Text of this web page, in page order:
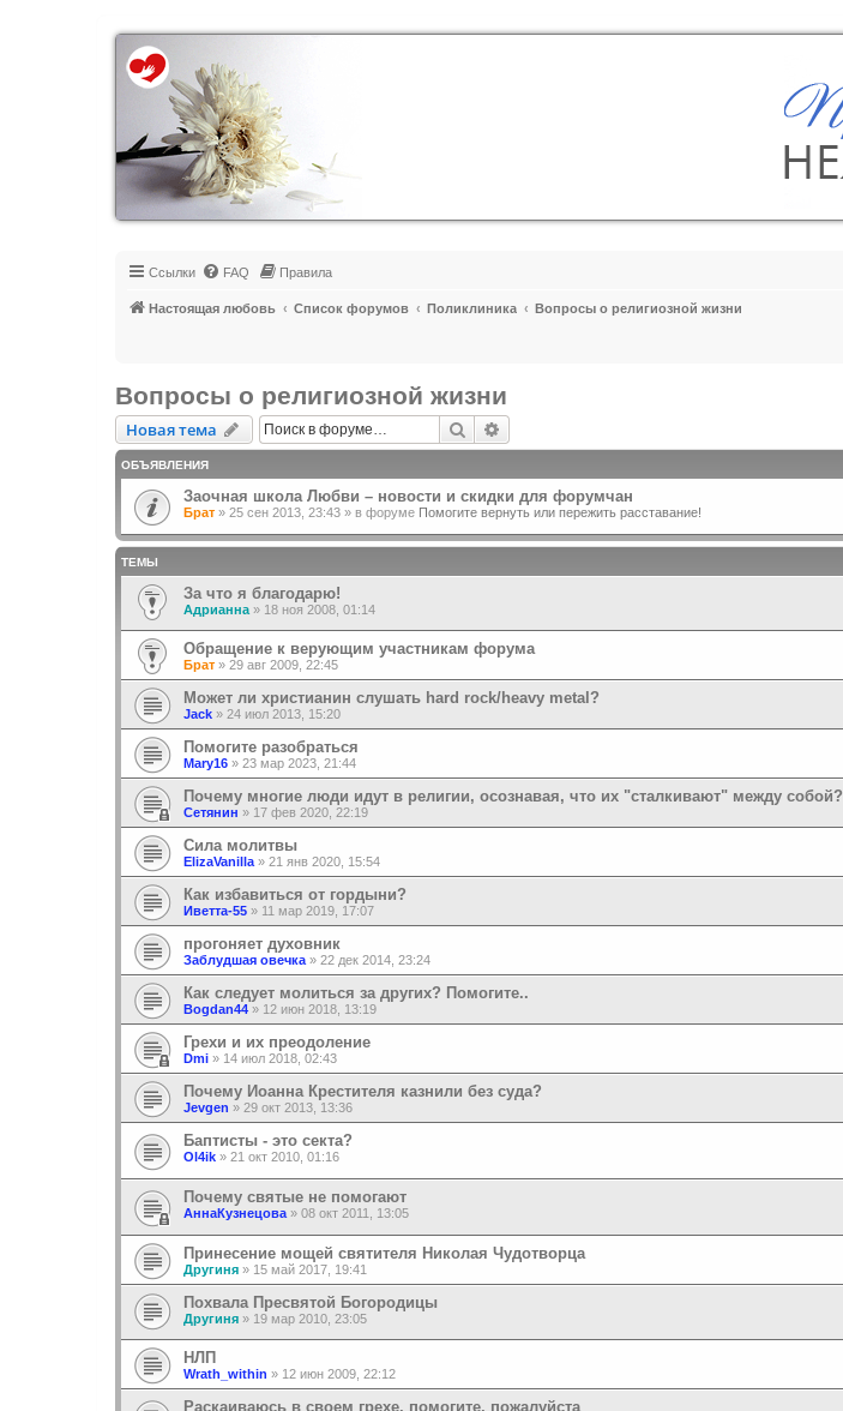
Регистрация
Ссылки FAQ Правила
Настоящая любовь Список форумов Поликлиника Вопросы о религиозной жизни
Вопросы о религиозной жизни
Новая тема
Новаятема Поиск
ОБЪЯВЛЕНИЯ
Заочная школа Любви – новости и скидки для форумчан
Брат » 25 сен 2013, 23:43 » в форуме Помогите вернуть или пережить расставание!
ТЕМЫ
За что я благодарю!
Адрианна » 18 ноя 2008, 01:14
Обращение к верующим участникам форума
Брат » 29 авг 2009, 22:45
Может ли христианин слушать hard rock/heavy metal?
Jack » 24 июл 2013, 15:20
Помогите разобраться
Mary16 » 23 мар 2023, 21:44
Почему многие люди идут в религии, осознавая, что их "сталкивают" между собой?
Сетянин » 17 фев 2020, 22:19
Сила молитвы
ElizaVanilla » 21 янв 2020, 15:54
Как избавиться от гордыни?
Иветта-55 » 11 мар 2019, 17:07
прогоняет духовник
Заблудшая овечка » 22 дек 2014, 23:24
Как следует молиться за других? Помогите..
Bogdan44 » 12 июн 2018, 13:19
Грехи и их преодоление
Dmi » 14 июл 2018, 02:43
Почему Иоанна Крестителя казнили без суда?
Jevgen » 29 окт 2013, 13:36
Баптисты - это секта?
Ol4ik » 21 окт 2010, 01:16
Почему святые не помогают
АннаКузнецова » 08 окт 2011, 13:05
Принесение мощей святителя Николая Чудотворца
Другиня » 15 май 2017, 19:41
Похвала Пресвятой Богородицы
Другиня » 19 мар 2010, 23:05
НЛП
Wrath_within » 12 июн 2009, 22:12
Раскаиваюсь в своем грехе, помогите, пожалуйста